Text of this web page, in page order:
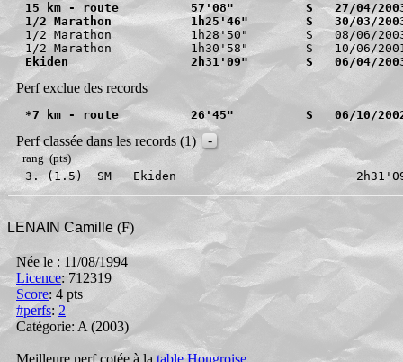
15 km - route          57'08"          S   27/04/
1/2 Marathon           1h25'46"        S   30/03/
1/2 Marathon           1h28'50"        S   08/06/
Ekiden                 2h31'09"        S   06/04/
Perf exclue des records
*7 km - route          26'45"          S   06/10/2002
Perf classée dans les records (1) -
rang (pts)
3. (1.5)  SM   Ekiden
LENAIN Camille (F)
Née le : 11/08/1994
Licence: 712319
Score: 4 pts
#perfs: 2
Catégorie: A (2003)
Meilleure perf cotée à la table Hongroise